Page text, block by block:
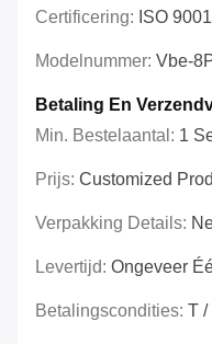
Certificering: ISO 9001
Modelnummer: Vbe-
Betaling En
Min. Bestelaantal: 1
Prijs: Customized
Verpakking Details:
Levertijd: Ongeveer
Betalingscondities: T /